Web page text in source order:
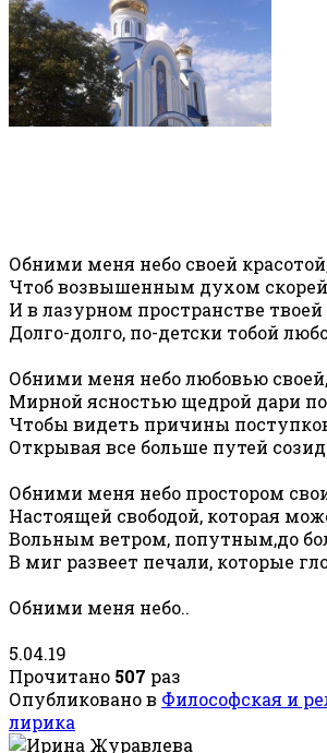
Обними меня небо своей
Чтоб возвышенным духом скорей
И в лазурном пространстве
Долго-долго, по-детски тобой
Обними меня небо любовью своей,
Мирной ясностью щедрой дари
Чтобы видеть причины
Открывая все больше путей
Обними меня небо простором
Настоящей свободой, которая
Вольным ветром, попутным,до
В миг развеет печали, которые
Обними меня небо..
5.04.19
Прочитано 507 раз
Опубликовано в Философская и
лирика